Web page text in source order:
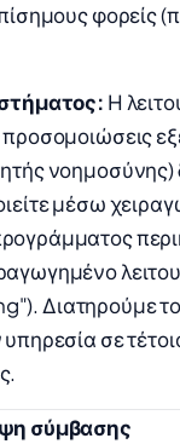
φορείς
Η
νοημοσύνης)
μέσω
Διατηρούμε
σε
σύμβασης